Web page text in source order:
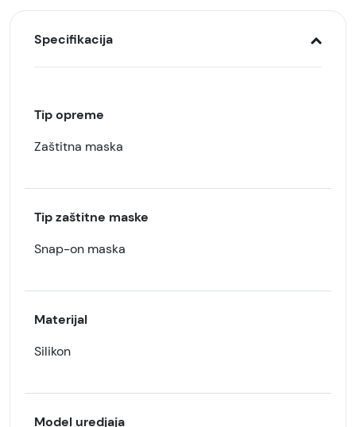
Specifikacija
Tip opreme
Zaštitna maska
Tip zaštitne maske
Snap-on maska
Materijal
Silikon
Model uredjaja